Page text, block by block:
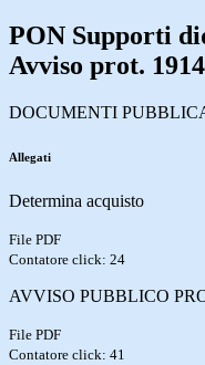
PON Supporti
Avviso prot.
DOCUMENTI
Allegati
Determina acquisto
File PDF
Contatore click: 24
AVVISO PUBBLICO
File PDF
Contatore click: 41